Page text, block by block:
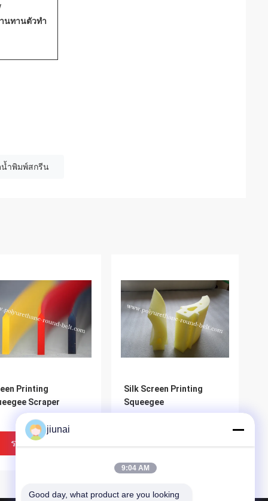
นทานตัวทำ
ำพิมพ์สกรีน
Printing
Scraper
ราคาถูกที่สุด
Silk Screen Printing
Squeegee
jiunai
9:04 AM
Good day, what product are you looking